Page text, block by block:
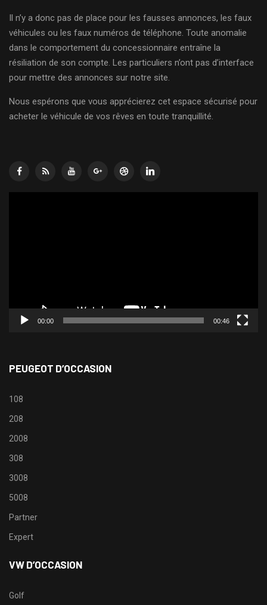
Il n’y a donc pas de place pour les fausses annonces, les faux
véhicules ou les faux numéros de téléphone. Toute anomalie
dans le comportement du concessionnaire entraîne la
résiliation de son compte. Les particuliers n’ont pas d’interface
pour mettre des annonces sur notre site.
Nous espérons que vous apprécierez cet espace sécurisé pour
acheter le véhicule de vos rêves en toute tranquillité.
00:00 00:46
PEUGEOT D’OCCASION
108
208
2008
308
3008
5008
Partner
Expert
VW D’OCCASION
Golf